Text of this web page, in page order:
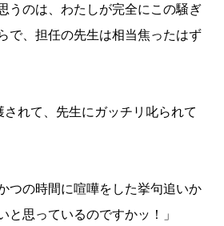
うのは、わたしが完全にこの騒ぎ
で、担任の先生は相当焦ったはず
れて、先生にガッチリ叱られて
つの時間に喧嘩をした挙句追いか
と思っているのですかッ！」